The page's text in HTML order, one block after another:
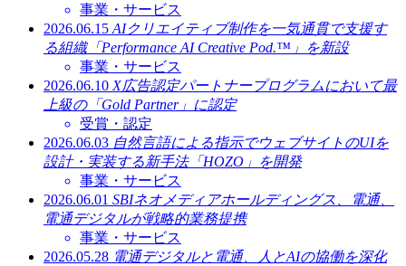
事業・サービス
2026.06.15 AIクリエイティブ制作を一気通貫で支援す
る組織「Performance AI Creative Pod.™」を新設
事業・サービス
2026.06.10 X広告認定パートナープログラムにおいて最
上級の「Gold Partner」に認定
受賞・認定
2026.06.03 自然言語による指示でウェブサイトのUIを
設計・実装する新手法「HOZO」を開発
事業・サービス
2026.06.01 SBIネオメディアホールディングス、電通、
電通デジタルが戦略的業務提携
事業・サービス
2026.05.28 電通デジタルと電通、人とAIの協働を深化